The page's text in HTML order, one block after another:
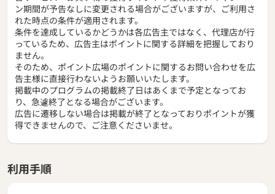
ン期間が予告なしに変更される場合がございますが、ご利用さ
れた時点の条件が適用されます。
条件を達成しているかどうかは各広告主ではなく、代理店が行
っているため、広告主はポイントに関する詳細を把握しており
ません。
そのため、ポイント広場のポイントに関するお問い合わせを広
告主様に直接行わないようお願いいたします。
掲載中のプログラムの掲載終了日はあくまで予定となってお
り、急遽終了となる場合がございます。
広告に遷移しない場合は掲載が終了となっておりポイントが獲
得できませんので、ご注意くださいませ。
利用手順